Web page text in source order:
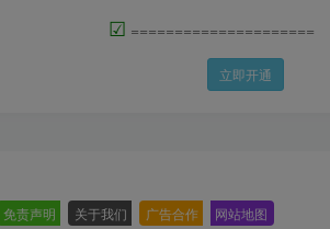
☑ =====================
立即开通
免责声明 关于我们 广告合作 网站地图